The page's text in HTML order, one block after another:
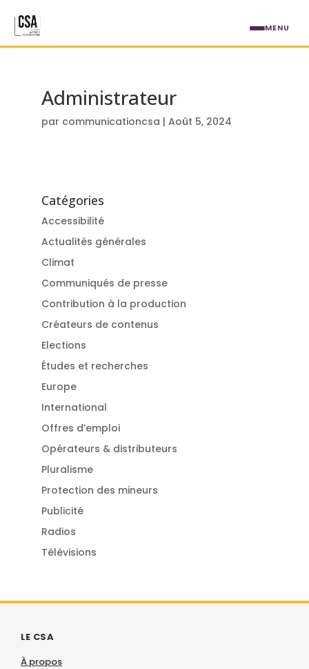
Administrateur
par communicationcsa | Août 5, 2024
Catégories
Accessibilité
Actualités générales
Climat
Communiqués de presse
Contribution à la production
Créateurs de contenus
Elections
Études et recherches
Europe
International
Offres d’emploi
Opérateurs & distributeurs
Pluralisme
Protection des mineurs
Publicité
Radios
Télévisions
LE CSA
À propos
MENU